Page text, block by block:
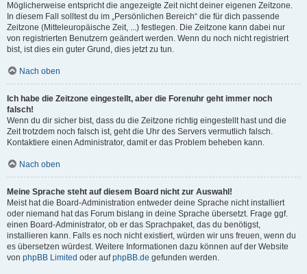
Möglicherweise entspricht die angezeigte Zeit nicht deiner eigenen Zeitzone.
In diesem Fall solltest du im „Persönlichen Bereich“ die für dich passende
Zeitzone (Mitteleuropäische Zeit, ...) festlegen. Die Zeitzone kann dabei nur
von registrierten Benutzern geändert werden. Wenn du noch nicht registriert
bist, ist dies ein guter Grund, dies jetzt zu tun.
Nach oben
Ich habe die Zeitzone eingestellt, aber die Forenuhr geht immer noch
falsch!
Wenn du dir sicher bist, dass du die Zeitzone richtig eingestellt hast und die
Zeit trotzdem noch falsch ist, geht die Uhr des Servers vermutlich falsch.
Kontaktiere einen Administrator, damit er das Problem beheben kann.
Nach oben
Meine Sprache steht auf diesem Board nicht zur Auswahl!
Meist hat die Board-Administration entweder deine Sprache nicht installiert
oder niemand hat das Forum bislang in deine Sprache übersetzt. Frage ggf.
einen Board-Administrator, ob er das Sprachpaket, das du benötigst,
installieren kann. Falls es noch nicht existiert, würden wir uns freuen, wenn du
es übersetzen würdest. Weitere Informationen dazu können auf der Website
von phpBB Limited oder aufphpBB.de gefunden werden.